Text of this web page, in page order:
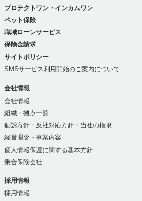
プロテクトワン・インカムワン
ペット保険
職域ローンサービス
保険金請求
サイトポリシー
SMSサービス利用開始のご案内について
会社情報
会社情報
組織・拠点一覧
勧誘方針・反社対応方針・当社の権限
経営理念・事業内容
個人情報保護に関する基本方針
乗合保険会社
採用情報
採用情報